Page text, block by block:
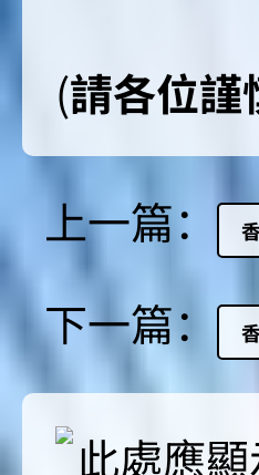
(請各位謹
上一篇：
下一篇：